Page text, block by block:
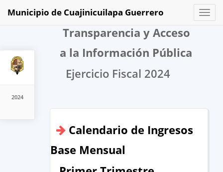
2024
Toggle
Municipio de Cuajinicuilapa Guerrero
Transparencia y Acceso
a la Información Pública
Ejercicio Fiscal 2024
Calendario de Ingresos
Base Mensual